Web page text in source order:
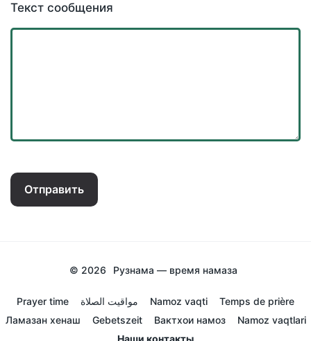
Текст сообщения
Отправить
© 2026 Рузнама — время намаза
Prayer time مواقيت الصلاة Namoz vaqti
Temps de prière
Ламазан хенаш
Gebetszeit Вактхои намоз
Namoz vaqtlari
Наши контакты